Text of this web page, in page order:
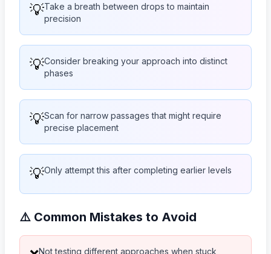
💡Take a breath between drops to maintain
precision
💡Consider breaking your approach into distinct
phases
💡Scan for narrow passages that might require
precise placement
💡Only attempt this after completing earlier levels
⚠️ Common Mistakes to Avoid
Not testing different approaches when stuck